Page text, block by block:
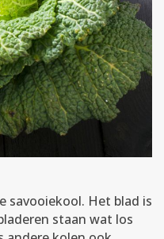
savooiekool. Het blad is
staan wat los